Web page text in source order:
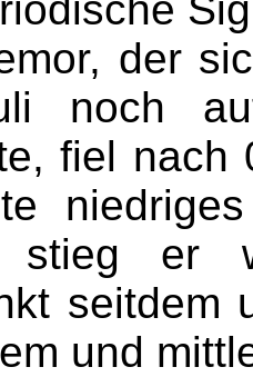
der
noch
fiel nach
stieg er
seitdem
und